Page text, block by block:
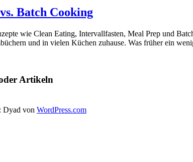
Batch Cooking
wie Clean Eating, Intervallfasten, Meal Prep und
und in vielen Küchen zuhause. Was früher ein
Artikeln
Dyad von WordPress.com